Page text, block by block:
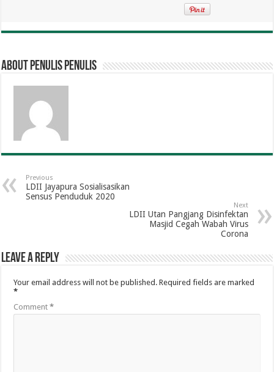
About penulis penulis
Previous
LDII Jayapura Sosialisasikan
Sensus Penduduk 2020
Next
LDII Utan Pangjang Disinfektan
Masjid Cegah Wabah Virus
Corona
Leave a Reply
Your email address will not be published. Required fields are marked
*
Comment*